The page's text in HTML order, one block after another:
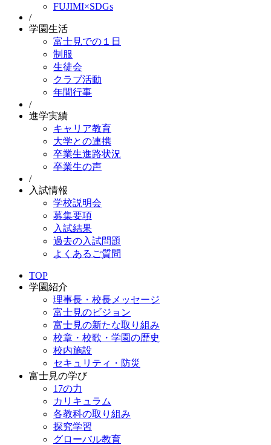
FUJIMI×SDGs
/
学園生活
富士見での１日
制服
生徒会
クラブ活動
年間行事
/
進学実績
キャリア教育
大学との連携
卒業生進路状況
卒業生の声
/
入試情報
学校説明会
募集要項
入試結果
過去の入試問題
よくあるご質問
TOP
学園紹介
理事長・校長メッセージ
富士見のビジョン
富士見の新たな取り組み
校章・校歌・学園の歴史
校内施設
セキュリティ・防災
富士見の学び
17の力
カリキュラム
各教科の取り組み
探究学習
グローバル教育